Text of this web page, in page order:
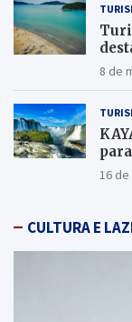
2026
8 de
16
CULTURA E